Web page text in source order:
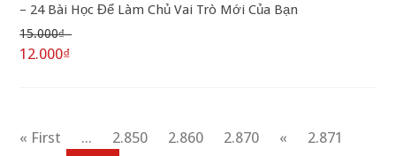
– 24 Bài Học Để Làm Chủ Vai Trò Mới Của Bạn
15.000₫
12.000₫
« First ... 2.850 2.860 2.870 «
2.871